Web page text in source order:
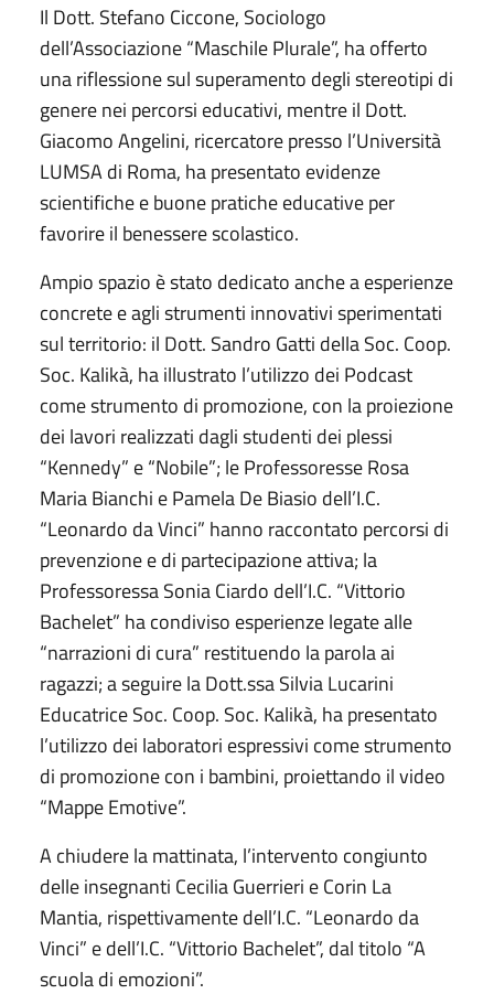
Il Dott. Stefano Ciccone, Sociologo
dell’Associazione “Maschile Plurale”, ha offerto
una riflessione sul superamento degli stereotipi di
genere nei percorsi educativi, mentre il Dott.
Giacomo Angelini, ricercatore presso l’Università
LUMSA di Roma, ha presentato evidenze
scientifiche e buone pratiche educative per
favorire il benessere scolastico.
Ampio spazio è stato dedicato anche a esperienze
concrete e agli strumenti innovativi sperimentati
sul territorio: il Dott. Sandro Gatti della Soc. Coop.
Soc. Kalikà, ha illustrato l’utilizzo dei Podcast
come strumento di promozione, con la proiezione
dei lavori realizzati dagli studenti dei plessi
“Kennedy” e “Nobile”; le Professoresse Rosa
Maria Bianchi e Pamela De Biasio dell’I.C.
“Leonardo da Vinci” hanno raccontato percorsi di
prevenzione e di partecipazione attiva; la
Professoressa Sonia Ciardo dell’I.C. “Vittorio
Bachelet” ha condiviso esperienze legate alle
“narrazioni di cura” restituendo la parola ai
ragazzi; a seguire la Dott.ssa Silvia Lucarini
Educatrice Soc. Coop. Soc. Kalikà, ha presentato
l’utilizzo dei laboratori espressivi come strumento
di promozione con i bambini, proiettando il video
“Mappe Emotive”.
A chiudere la mattinata, l’intervento congiunto
delle insegnanti Cecilia Guerrieri e Corin La
Mantia, rispettivamente dell’I.C. “Leonardo da
Vinci” e dell’I.C. “Vittorio Bachelet”, dal titolo “A
scuola di emozioni”.